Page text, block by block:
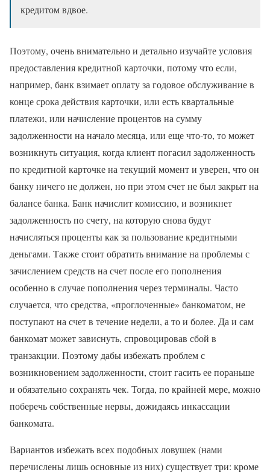
кредитом вдвое.
Поэтому, очень внимательно и детально изучайте условия
предоставления кредитной карточки, потому что если,
например, банк взимает оплату за годовое обслуживание в
конце срока действия карточки, или есть квартальные
платежи, или начисление процентов на сумму
задолженности на начало месяца, или еще что-то, то может
возникнуть ситуация, когда клиент погасил задолженность
по кредитной карточке на текущий момент и уверен, что он
банку ничего не должен, но при этом счет не был закрыт на
балансе банка. Банк начислит комиссию, и возникнет
задолженность по счету, на которую снова будут
начисляться проценты как за пользование кредитными
деньгами. Также стоит обратить внимание на проблемы с
зачислением средств на счет после его пополнения
особенно в случае пополнения через терминалы. Часто
случается, что средства, «проглоченные» банкоматом, не
поступают на счет в течение недели, а то и более. Да и сам
банкомат может зависнуть, спровоцировав сбой в
транзакции. Поэтому дабы избежать проблем с
возникновением задолженности, стоит гасить ее пораньше
и обязательно сохранять чек. Тогда, по крайней мере, можно
поберечь собственные нервы, дожидаясь инкассации
банкомата.
Вариантов избежать всех подобных ловушек (нами
перечислены лишь основные из них) существует три: кроме